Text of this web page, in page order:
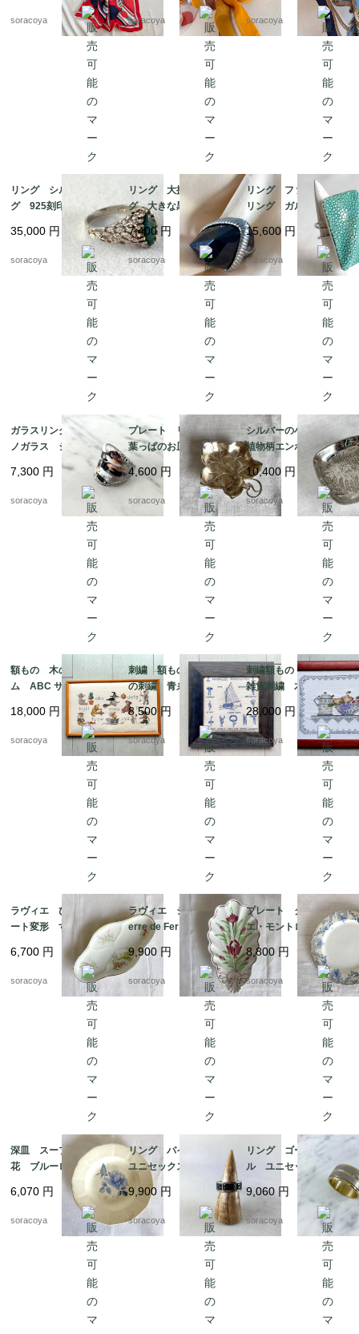
soracoya
ト柄 イタリア製 19
acm61-1
soracoya soracoya
リング シルバーリン
グ 925刻印 クジャ
ク石 マラカート 13
号 グリーンマーブル
ストーン 銀細工 天
35,000 円
soracoya
リング 大振りリン
グ 大きな黒い飾り 1
4号 12acef15
7,400円
soracoya
リング ファッション
リング ガルーシャ
スティングレイ エイ
革 スクウェアモチー
フ 9-10号フリーサイ
ズ 12aceb16
15,600 円
soracoya
ガラスリング ムラー
ノガラス シルバーベ
ース 12号 メタリッ
クカラー 12acen15-2
7,300 円
soracoya
プレート リーフ型
葉っぱのお皿 WMF
ぶどうの葉っぱ 12ot
em10
4,600 円
soracoya
シルバーの小物入れ
植物柄エンボス gelb
社製 シルバープレー
ト 12otec11
10,400 円
soracoya
額もの 木のフレー
ム ABC サンプラー
くま クロスステッ
チ 図案 クマの物
語 12oter11
18,000 円
soracoya
刺繍 額もの ヨット
の刺繍 青糸 青フレ
ーム 12otdg45-2
8,500円
soracoya
刺繍額もの キッチン
雑貨刺繍 木製フレー
ム ポット ボール
ピッチャー フルー
ツ 12oter19
28,000 円
soracoya
ラヴィエ ひし形プレ
ート変形 すずらん
前菜オードブル プチ
ガトー おやつ 19tw
6,700 円
soracoya
ラヴィエ シェル型 T
erre de Fer トゥール
ドフェール ペクソン
ヌ窯 19twm36-2
9,900 円
soracoya
プレート クレイユ・
エ・モントロー 平皿 蔦
レリーフ デザート
19twm84-1
8,800円
soracoya
深皿 スープ皿 青
花 ブルーローズ ス
テンシル柄 ディゴワ
ン サルグミンヌ 19t
6,070 円
soracoya
リング バイカラー
ユニセックス メン
ズ 20号 スカーフリ
ングとしても 12aceh
20-5
9,900 円
soracoya
リング ゴールドメタ
ル ユニセックス メ
ンズ 24号 スカーフ
リングとしても 12ac
cm13-2
9,060 円
soracoya